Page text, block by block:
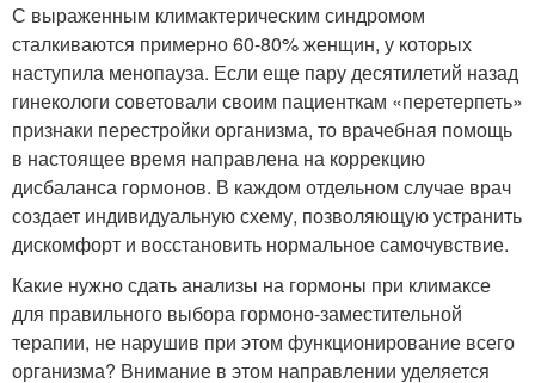
С выраженным климактерическим синдромом
сталкиваются примерно 60-80% женщин, у которых
наступила менопауза. Если еще пару десятилетий назад
гинекологи советовали своим пациенткам «перетерпеть»
признаки перестройки организма, то врачебная помощь
в настоящее время направлена на коррекцию
дисбаланса гормонов. В каждом отдельном случае врач
создает индивидуальную схему, позволяющую устранить
дискомфорт и восстановить нормальное самочувствие.
Какие нужно сдать анализы на гормоны при климаксе
для правильного выбора гормоно-заместительной
терапии, не нарушив при этом функционирование всего
организма? Внимание в этом направлении уделяется